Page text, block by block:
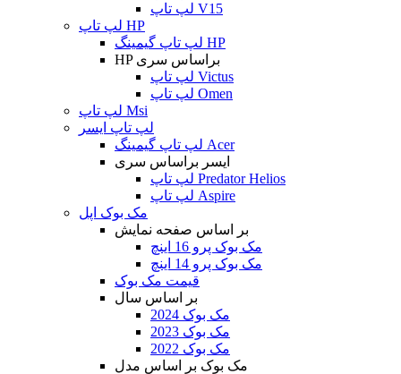
لپ تاپ V15
لپ تاپ HP
لپ تاپ گیمینگ HP
HP براساس سری
لپ تاپ Victus
لپ تاپ Omen
لپ تاپ Msi
لپ تاپ ایسر
لپ تاپ گیمینگ Acer
ایسر براساس سری
لپ تاپ Predator Helios
لپ تاپ Aspire
مک بوک اپل
بر اساس صفحه نمایش
مک بوک پرو 16 اینچ
مک بوک پرو 14 اینچ
قیمت مک بوک
بر اساس سال
مک بوک 2024
مک بوک 2023
مک بوک 2022
مک بوک بر اساس مدل